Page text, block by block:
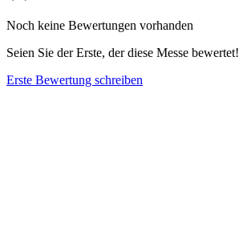
Noch keine Bewertungen vorhanden
Seien Sie der Erste, der diese Messe bewertet!
Erste Bewertung schreiben